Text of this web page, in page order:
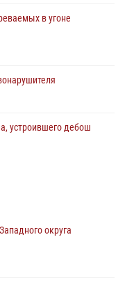
в угоне
устроившего дебош
Чемпионатов
и боевому
округа